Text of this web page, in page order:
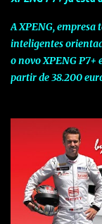
A XPENG,
inteligentes
o novo XPENG P7+
partir de 38.200
num momento
mobilidade
inteligência.
futuro e otimizado
P7+ combina uma
de referência no